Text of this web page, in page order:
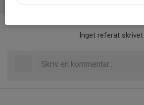
Inget referat skrivet